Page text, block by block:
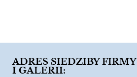
ADRES SIEDZIBY FIRMY
I GALERII: